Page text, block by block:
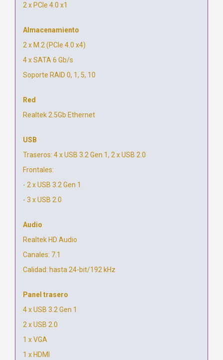
2 x PCIe 4.0 x1
Almacenamiento
2 x M.2 (PCIe 4.0 x4)
4 x SATA 6 Gb/s
Soporte RAID 0, 1, 5, 10
Red
Realtek 2.5Gb Ethernet
USB
Traseros: 4 x USB 3.2 Gen 1, 2 x USB 2.0
Frontales:
- 2 x USB 3.2 Gen 1
- 3 x USB 2.0
Audio
Realtek HD Audio
Canales: 7.1
Calidad: hasta 24-bit/192 kHz
Panel trasero
4 x USB 3.2 Gen 1
2 x USB 2.0
1 x VGA
1 x HDMI